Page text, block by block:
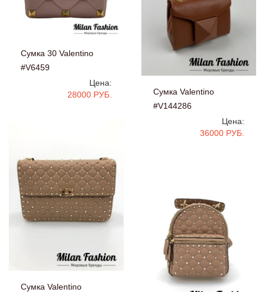
Сумка 30 Valentino
#V6459
Цена:
28000 РУБ.
Сумка Valentino
#V144286
Цена:
36000 РУБ.
Сумка Valentino